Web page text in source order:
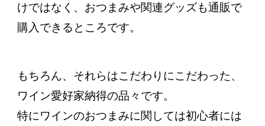
けではなく、おつまみや関連グッズも通販で
購入できるところです。
もちろん、それらはこだわりにこだわった、
ワイン愛好家納得の品々です。
特にワインのおつまみに関しては初心者には